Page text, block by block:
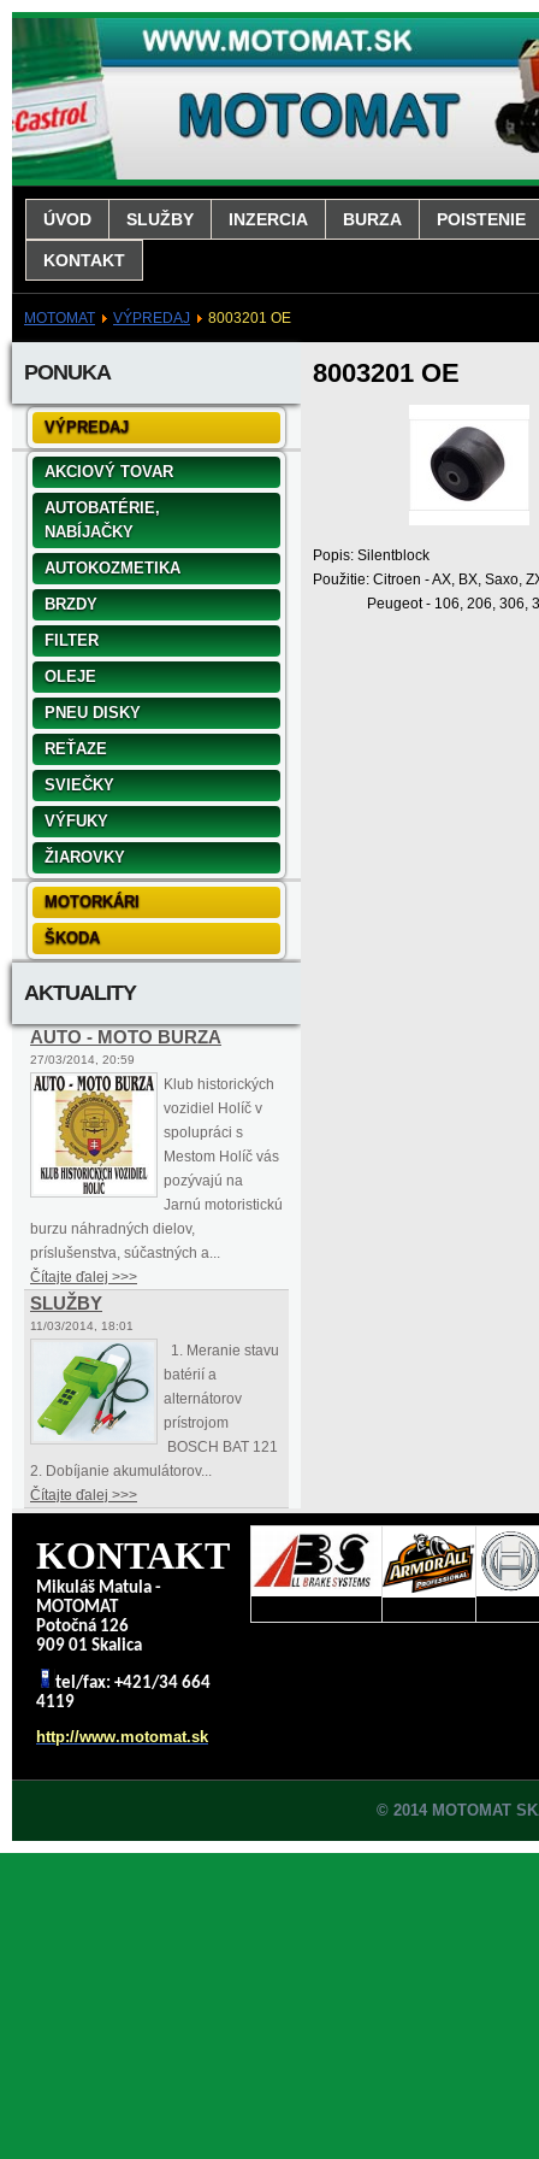
ÚVOD SLUŽBY INZERCIA BURZA POISTENIE
KONTAKT
MOTOMAT VÝPREDAJ 8003201 OE
PONUKA
VÝPREDAJ
AKCIOVÝ TOVAR
AUTOBATÉRIE,
NABÍJAČKY
AUTOKOZMETIKA
BRZDY
FILTER
OLEJE
PNEU DISKY
REŤAZE
SVIEČKY
VÝFUKY
ŽIAROVKY
MOTORKÁRI
ŠKODA
AKTUALITY
AUTO - MOTO BURZA
27/03/2014, 20:59
Klub historických
vozidiel Holíč v
spolupráci s
Mestom Holíč vás
pozývajú na
Jarnú motoristickú
burzu náhradných dielov,
príslušenstva, súčastných a...
Čítajte ďalej >>>
SLUŽBY
11/03/2014, 18:01
1. Meranie stavu
batérií a
alternátorov
prístrojom
BOSCH BAT 121
2. Dobíjanie akumulátorov...
Čítajte ďalej >>>
8003201 OE
Popis: Silentblock
Použitie: Citroen - AX, BX, Saxo,
Peugeot - 106, 206, 306,
KONTAKT
Mikuláš Matula -
MOTOMAT
Potočná 126
909 01 Skalica
tel/fax: +421/34 664
4119
http://www.motomat.sk
© 2014